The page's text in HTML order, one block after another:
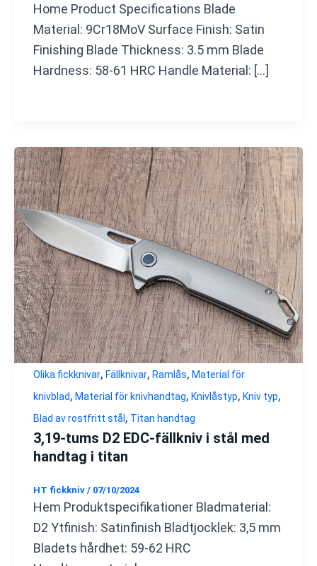
Home Product Specifications Blade
Material: 9Cr18MoV Surface Finish: Satin
Finishing Blade Thickness: 3.5 mm Blade
Hardness: 58-61 HRC Handle Material: […]
Olika fickknivar, Fällknivar, Ramlås, Material för
knivblad, Material för knivhandtag, Knivlåstyp, Kniv typ,
Blad av rostfritt stål , Titan handtag
3,19-tums D2 EDC-fällkniv i stål med
handtag i titan
HT fickkniv / 07/10/2024
Hem Produktspecifikationer Bladmaterial:
D2 Ytfinish: Satinfinish Bladtjocklek: 3,5 mm
Bladets hårdhet: 59-62 HRC